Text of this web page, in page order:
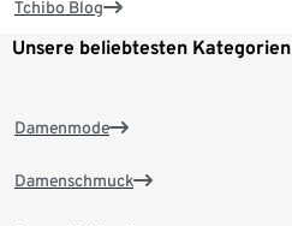
Tchibo Blog
Unsere beliebtesten Kategorien
Damenmode
Damenschmuck